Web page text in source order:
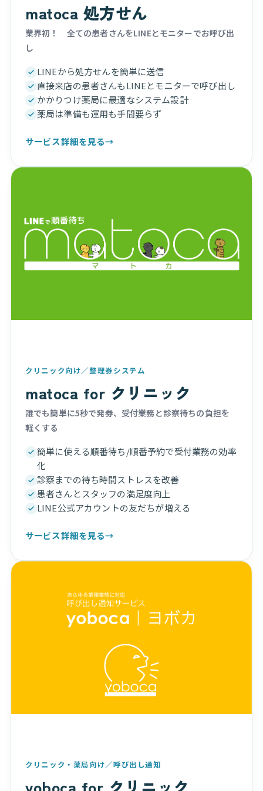
matoca 処方せん
業界初！ 全ての患者さんをLINEとモニターでお呼び出
し
LINEから処方せんを簡単に送信
直接来店の患者さんもLINEとモニターで呼び出し
かかりつけ薬局に最適なシステム設計
薬局は準備も運用も手間要らず
サービス詳細を見る→
クリニック向け／整理券システム
matoca for クリニック
誰でも簡単に5秒で発券、受付業務と診察待ちの負担を
軽くする
簡単に使える順番待ち/順番予約で受付業務の効率
化
診察までの待ち時間ストレスを改善
患者さんとスタッフの満足度向上
LINE公式アカウントの友だちが増える
サービス詳細を見る→
クリニック・薬局向け／呼び出し通知
yoboca for クリニック